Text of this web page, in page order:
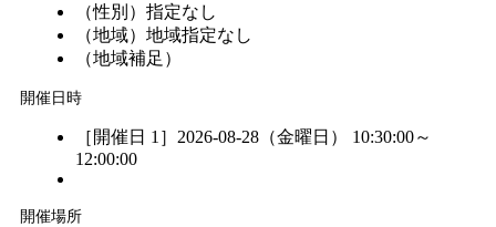
（性別） 指定なし
（地域） 地域指定なし
（地域補足）
開催日時
［開催日 1］2026-08-28（金曜日） 10:30:00～
12:00:00
開催場所